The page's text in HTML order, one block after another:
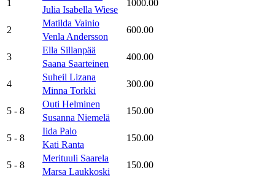
1
1000.00
Julia Isabella Wiese
2
Matilda Vainio
600.00
Venla Andersson
3
Ella Sillanpää
400.00
Saana Saarteinen
4
Suheil Lizana
300.00
Minna Torkki
5 - 8
Outi Helminen
150.00
Susanna Niemelä
5 - 8
Iida Palo
150.00
Kati Ranta
5 - 8
Merituuli Saarela
150.00
Marsa Laukkoski